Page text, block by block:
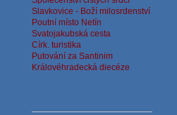
Slavkovice - Boží milosrdenství
Poutní místo Netín
Svatojakubská cesta
Círk. turistika
Putování za Santinim
Královéhradecká diecéze